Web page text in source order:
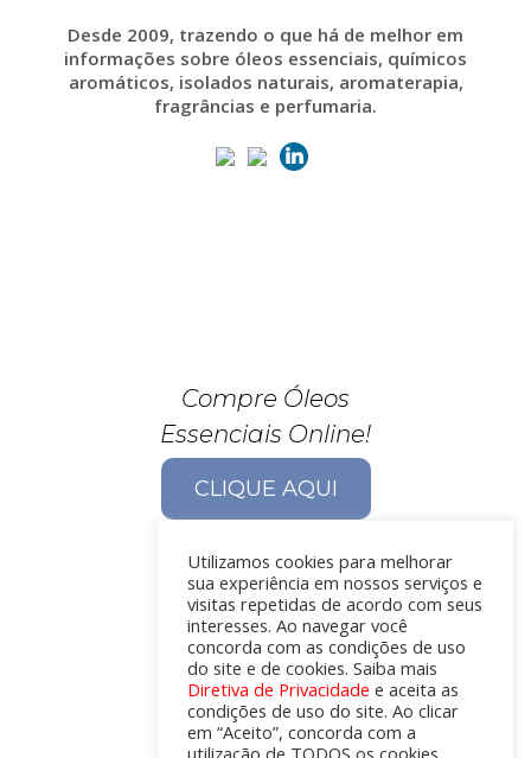
Desde 2009, trazendo o que há de melhor em
informações sobre óleos essenciais, químicos
aromáticos, isolados naturais, aromaterapia,
fragrâncias e perfumaria.
Compre Óleos
Essenciais Online!
CLIQUE AQUI
Utilizamos cookies para melhorar
sua experiência em nossos serviços e
visitas repetidas de acordo com seus
interesses. Ao navegar você
concorda com as condições de uso
do site e de cookies. Saiba mais
Diretiva de Privacidade e aceita as
condições de uso do site. Ao clicar
em “Aceito”, concorda com a
utilização de TODOS os cookies.